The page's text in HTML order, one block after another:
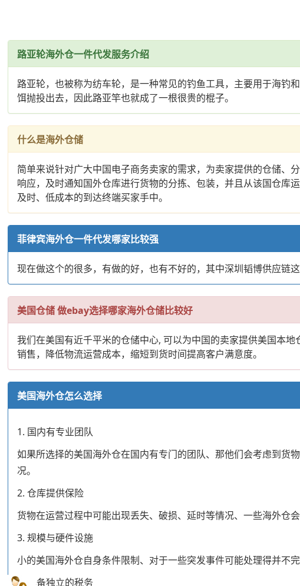
路亚轮海外仓一件代发服务介绍
路亚轮，也被称为纺车轮，是一种常见的钓鱼工具，主要用于海钓
饵抛投出去，因此路亚竿也就成了一根很贵的棍子。
什么是海外仓储
简单来说针对广大中国电子商务卖家的需求，为卖家提供的仓储、
响应，及时通知国外仓库进行货物的分拣、包装，并且从该国仓库
及时、低成本的到达终端买家手中。
菲律宾海外仓一件代发哪家比较强
现在做这个的很多，有做的好，也有不好的，其中深圳韬博供应链
美国仓储 做ebay选择哪家海外仓储比较好
我们在美国有近千平米的仓储中心, 可以为中国的卖家提供美国本
销售，降低物流运营成本，缩短到货时间提高客户满意度。
美国海外仓怎么选择
1. 国内有专业团队
如果所选择的美国海外仓在国内有专门的团队、那他们会考虑到货
况。
2. 仓库提供保险
货物在运营过程中可能出现丢失、破损、延时等情况、一些海外仓
3. 规模与硬件设施
小的美国海外仓自身条件限制、对于一些突发事件可能处理得并不
4. 具备独立的税务